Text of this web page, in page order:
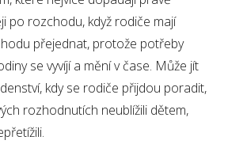
po rozchodu, když rodiče mají
přejednat, protože potřeby
se vyvíjí a mění v čase. Může jít
kdy se rodiče přijdou poradit,
rozhodnutích neublížili dětem,